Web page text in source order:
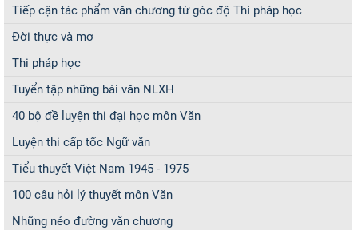
Tiếp cận tác phẩm văn chương từ góc độ Thi pháp học
Đời thực và mơ
Thi pháp học
Tuyển tập những bài văn NLXH
40 bộ đề luyện thi đại học môn Văn
Luyện thi cấp tốc Ngữ văn
Tiểu thuyết Việt Nam 1945 - 1975
100 câu hỏi lý thuyết môn Văn
Những nẻo đường văn chương